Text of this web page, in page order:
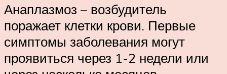
Анаплазмоз – возбудитель
поражает клетки крови. Первые
симптомы заболевания могут
проявиться через 1-2 недели или